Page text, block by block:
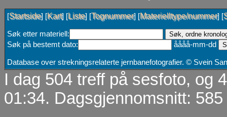
[Startside] [Kart] [Liste] [Tognummer] [Materielltype/nummer] [
Søk etter materiell:
Søk på bestemt dato:
åååå-mm-dd
Database over strekningsrelaterte jernbanefotografier. © Svein
I dag 504 treff på sesfoto, og
01:34. Dagsgjennomsnitt: 585